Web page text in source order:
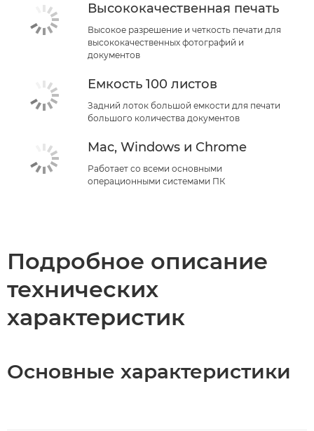
Высококачественная печать
Высокое разрешение и четкость печати для
высококачественных фотографий и
документов
Емкость 100 листов
Задний лоток большой емкости для печати
большого количества документов
Mac, Windows и Chrome
Работает со всеми основными
операционными системами ПК
Подробное описание
технических
характеристик
Основные характеристики